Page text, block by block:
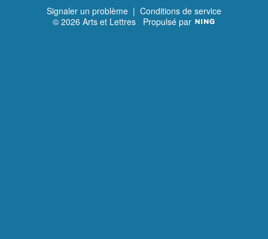
Signaler un problème | Conditions de service
© 2026 Arts et Lettres Propulsé par